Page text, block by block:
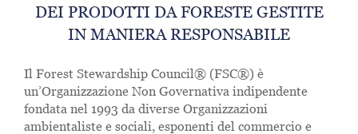
DEI PRODOTTI DA FORESTE GESTITE
IN MANIERA RESPONSABILE
Il Forest Stewardship Council® (FSC®) è
un’Organizzazione Non Governativa indipendente
fondata nel 1993 da diverse Organizzazioni
ambientaliste e sociali, esponenti del commercio e